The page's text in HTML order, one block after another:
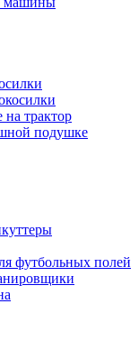
трактор
подушке
футбольных полей